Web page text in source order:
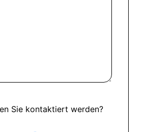
Sie kontaktiert werden?